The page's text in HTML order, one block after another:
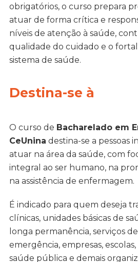
obrigatórios, o curso prepara
atuar de forma crítica e
níveis de atenção à saúde,
qualidade do cuidado e o
sistema de saúde.
Destina-se à
O curso de Bacharelado em
CeUnina destina-se a pessoas
atuar na área da saúde, com
integral ao ser humano, na
na assistência de enfermagem.
É indicado para quem deseja
clínicas, unidades básicas de
longa permanência, serviços
emergência, empresas,
saúde pública e demais